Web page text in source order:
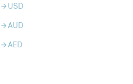
arrow_forward USD
arrow_forwardAUD
arrow_forwardAED